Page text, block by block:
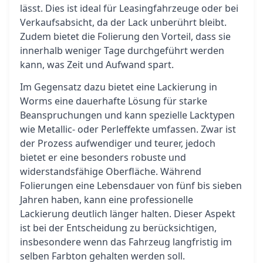
lässt. Dies ist ideal für Leasingfahrzeuge oder bei
Verkaufsabsicht, da der Lack unberührt bleibt.
Zudem bietet die Folierung den Vorteil, dass sie
innerhalb weniger Tage durchgeführt werden
kann, was Zeit und Aufwand spart.
Im Gegensatz dazu bietet eine Lackierung in
Worms eine dauerhafte Lösung für starke
Beanspruchungen und kann spezielle Lacktypen
wie Metallic- oder Perleffekte umfassen. Zwar ist
der Prozess aufwendiger und teurer, jedoch
bietet er eine besonders robuste und
widerstandsfähige Oberfläche. Während
Folierungen eine Lebensdauer von fünf bis sieben
Jahren haben, kann eine professionelle
Lackierung deutlich länger halten. Dieser Aspekt
ist bei der Entscheidung zu berücksichtigen,
insbesondere wenn das Fahrzeug langfristig im
selben Farbton gehalten werden soll.